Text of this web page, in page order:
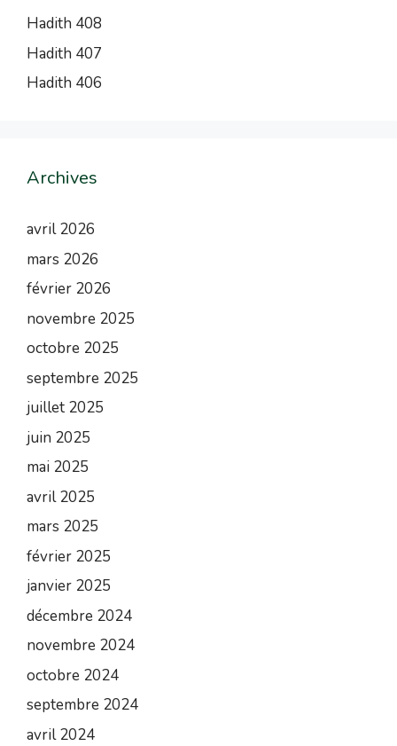
Hadith 408
Hadith 407
Hadith 406
Archives
avril 2026
mars 2026
février 2026
novembre 2025
octobre 2025
septembre 2025
juillet 2025
juin 2025
mai 2025
avril 2025
mars 2025
février 2025
janvier 2025
décembre 2024
novembre 2024
octobre 2024
septembre 2024
avril 2024